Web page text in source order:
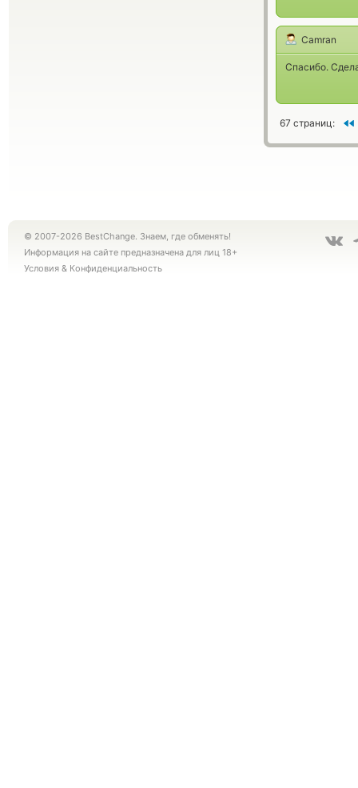
Camran
Спасибо.
67 страниц:
© 2007-2026 BestChange. Знаем, где обменять!
Информация на сайте предназначена для лиц 18+
Условия & Конфиденциальность